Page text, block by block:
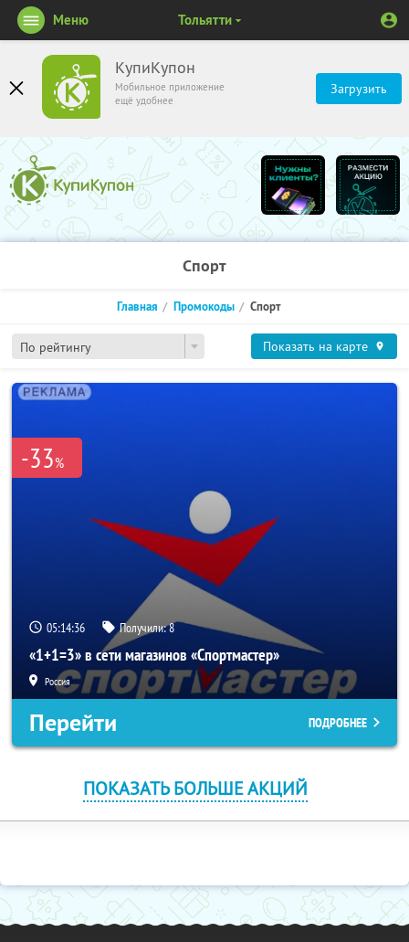
КупиКупон
Мобильное приложение
ещё удобнее
Загрузить
Меню Тольятти
Спорт
По рейтингу
Главная Промокоды Спорт
Показать на карте
-33%
05:14:36 Получили:8
«1+1=3» в сети магазинов «Спортмастер»
Россия
Перейти ПОДРОБНЕЕ
ПОКАЗАТЬ БОЛЬШЕ АКЦИЙ